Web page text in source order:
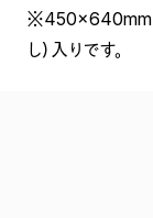
※450×640mm
し）入りです。